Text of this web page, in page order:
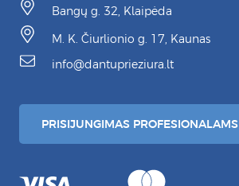
Bangų g. 32, Klaipėda
M. K. Čiurlionio g. 17, Kaunas
info@dantuprieziura.lt
PRISIJUNGIMAS PROFESIONALAMS